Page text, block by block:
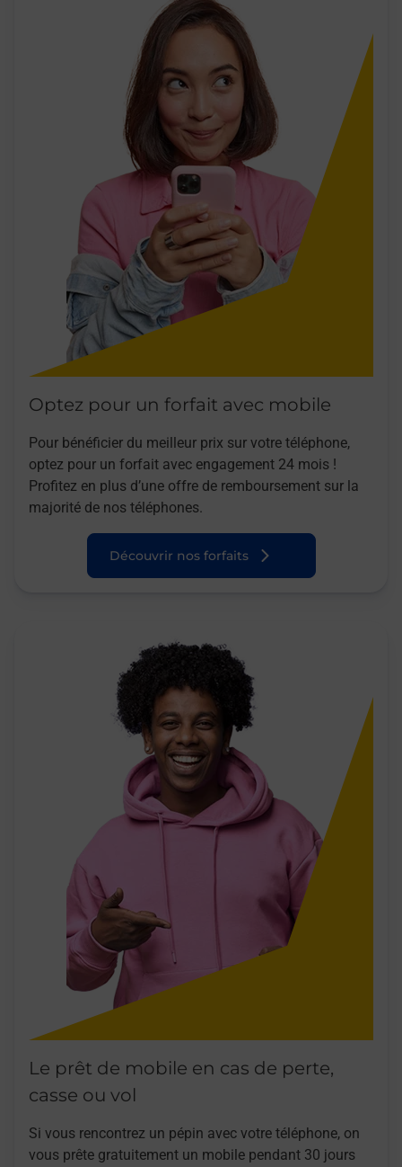
Optez pour un forfait avec mobile
Pour bénéficier du meilleur prix sur votre téléphone,
optez pour un forfait avec engagement 24 mois !
Profitez en plus d’une offre de remboursement sur la
majorité de nos téléphones.
Découvrir nos forfaits
Le prêt de mobile en cas de perte,
casse ou vol
Si vous rencontrez un pépin avec votre téléphone, on
vous prête gratuitement un mobile pendant 30 jours